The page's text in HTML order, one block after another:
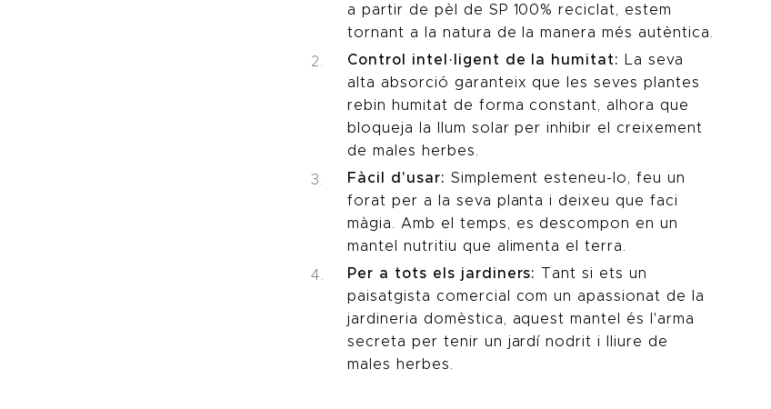
a partir de pèl de SP 100% reciclat, estem
tornant a la natura de la manera més autèntica.
Control intel·ligent de la humitat: La seva
alta absorció garanteix que les seves plantes
rebin humitat de forma constant, alhora que
bloqueja la llum solar per inhibir el creixement
de males herbes.
Fàcil d'usar: Simplement esteneu-lo, feu un
forat per a la seva planta i deixeu que faci
màgia. Amb el temps, es descompon en un
mantel nutritiu que alimenta el terra.
Per a tots els jardiners: Tant si ets un
paisatgista comercial com un apassionat de la
jardineria domèstica, aquest mantel és l'arma
secreta per tenir un jardí nodrit i lliure de
males herbes.